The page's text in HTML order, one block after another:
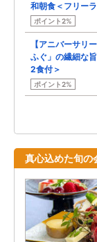
和朝食＜フリー
ポイント2%
【アニバーサリ
ふぐ」の繊細な
2食付＞
ポイント2%
真心込めた旬の